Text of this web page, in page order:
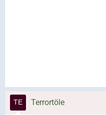
Terrortöle